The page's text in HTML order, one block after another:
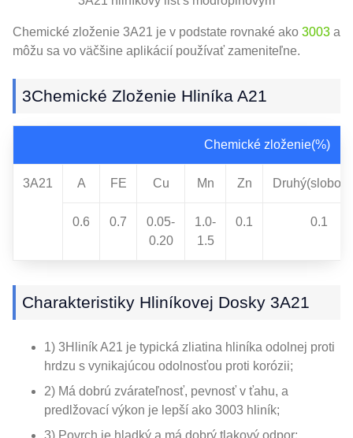
Chemické zloženie 3A21 je v podstate rovnaké ako 3003 a
môžu sa vo väčšine aplikácií používať zameniteľne.
3Chemické Zloženie Hliníka A21
Chemické zloženie(%)
3A21 A FE Cu Mn Zn
0.6 0.7
0.05-
0.20
1.0-
1.5
0.1 0.1
Charakteristiky Hliníkovej Dosky 3A21
1) 3Hliník A21 je typická zliatina hliníka odolnej proti
hrdzu s vynikajúcou odolnosťou proti korózii;
2) Má dobrú zvárateľnosť, pevnosť v ťahu, a
predlžovací výkon je lepší ako 3003 hliník;
3) Povrch je hladký a má dobrý tlakový odpor;